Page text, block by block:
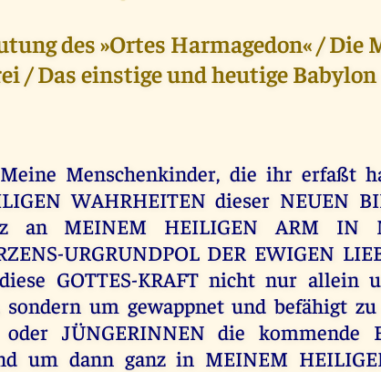
des »Ortes Harmagedon« / Die
/ Das einstige und heutige Babylon
Menschenkinder, die ihr erfaßt
WAHRHEITEN dieser NEUEN
an MEINEM HEILIGEN ARM IN
URGRUNDPOL DER EWIGEN
GOTTES-KRAFT nicht nur allein
um gewappnet und befähigt
oder JÜNGERINNEN die kommende
um dann ganz in MEINEM